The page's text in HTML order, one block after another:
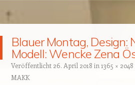
Blauer Montag, Design:
Modell: Wencke Zena
Veröffentlicht 26. April 2018 in 1365 × 2048
MAKK